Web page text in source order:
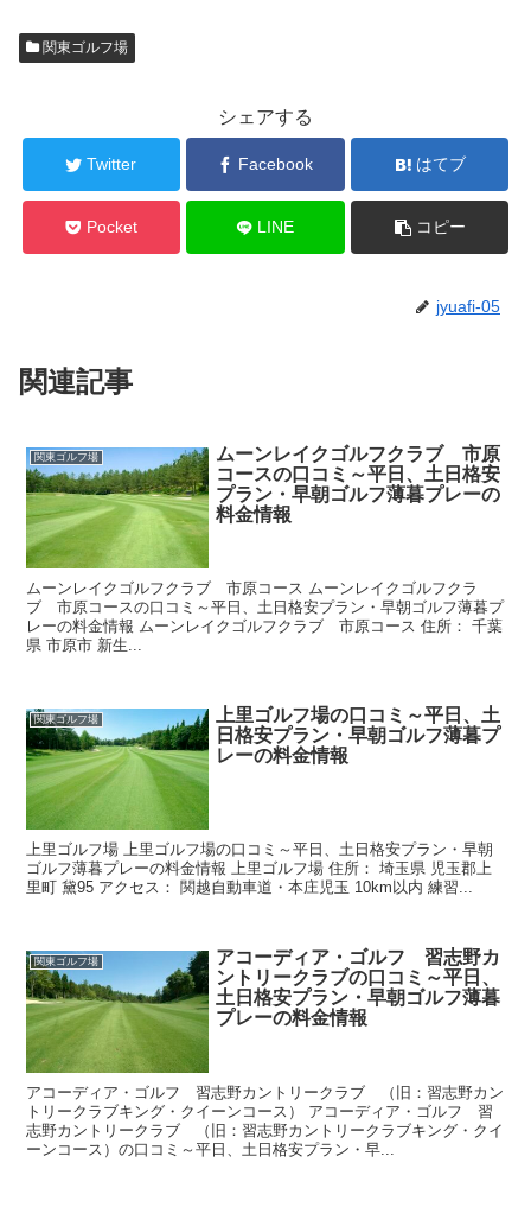
関東ゴルフ場
シェアする
Twitter Facebook はてブ
Pocket LINE コピー
jyuafi-05
関連記事
関東ゴルフ場
ムーンレイクゴルフクラブ 市原
コースの口コミ～平日、土日格安
プラン・早朝ゴルフ薄暮プレーの
料金情報
ムーンレイクゴルフクラブ 市原コース ムーンレイクゴルフクラ
ブ 市原コースの口コミ～平日、土日格安プラン・早朝ゴルフ薄暮プ
レーの料金情報 ムーンレイクゴルフクラブ 市原コース 住所： 千葉
県 市原市 新生...
関東ゴルフ場
上里ゴルフ場の口コミ～平日、土
日格安プラン・早朝ゴルフ薄暮プ
レーの料金情報
上里ゴルフ場 上里ゴルフ場の口コミ～平日、土日格安プラン・早朝
ゴルフ薄暮プレーの料金情報 上里ゴルフ場 住所： 埼玉県 児玉郡上
里町 黛95 アクセス： 関越自動車道・本庄児玉 10km以内 練習...
関東ゴルフ場
アコーディア・ゴルフ 習志野カ
ントリークラブの口コミ～平日、
土日格安プラン・早朝ゴルフ薄暮
プレーの料金情報
アコーディア・ゴルフ 習志野カントリークラブ （旧：習志野カン
トリークラブキング・クイーンコース） アコーディア・ゴルフ 習
志野カントリークラブ （旧：習志野カントリークラブキング・クイ
ーンコース）の口コミ～平日、土日格安プラン・早...